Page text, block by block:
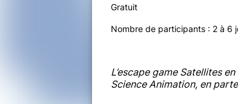
Gratuit
Nombre de participants : 2 à 6
L’escape game Satellites
Science Animation, en